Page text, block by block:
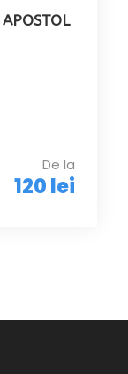
De la
120 lei